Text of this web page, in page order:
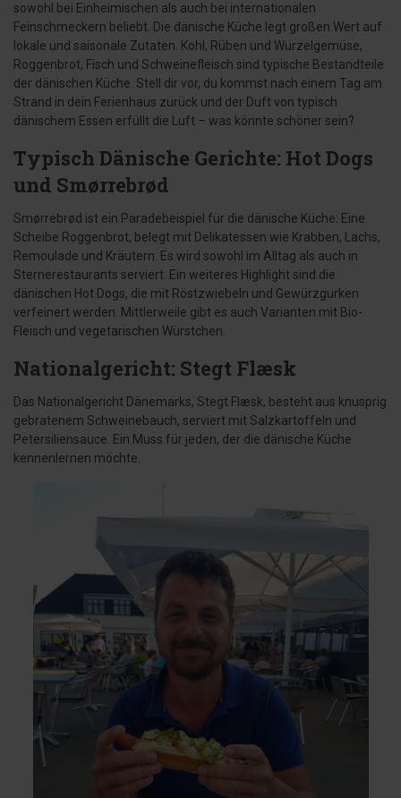
sowohl bei Einheimischen als auch bei internationalen
Feinschmeckern beliebt. Die dänische Küche legt großen Wert auf
lokale und saisonale Zutaten. Kohl, Rüben und Wurzelgemüse,
Roggenbrot, Fisch und Schweinefleisch sind typische Bestandteile
der dänischen Küche. Stell dir vor, du kommst nach einem Tag am
Strand in dein Ferienhaus zurück und der Duft von typisch
dänischem Essen erfüllt die Luft – was könnte schöner sein?
Typisch Dänische Gerichte: Hot Dogs
und Smørrebrød
Smørrebrød ist ein Paradebeispiel für die dänische Küche: Eine
Scheibe Roggenbrot, belegt mit Delikatessen wie Krabben, Lachs,
Remoulade und Kräutern. Es wird sowohl im Alltag als auch in
Sternerestaurants serviert. Ein weiteres Highlight sind die
dänischen Hot Dogs, die mit Röstzwiebeln und Gewürzgurken
verfeinert werden. Mittlerweile gibt es auch Varianten mit Bio-
Fleisch und vegetarischen Würstchen.
Nationalgericht: Stegt Flæsk
Das Nationalgericht Dänemarks, Stegt Flæsk, besteht aus knusprig
gebratenem Schweinebauch, serviert mit Salzkartoffeln und
Petersiliensauce. Ein Muss für jeden, der die dänische Küche
kennenlernen möchte.